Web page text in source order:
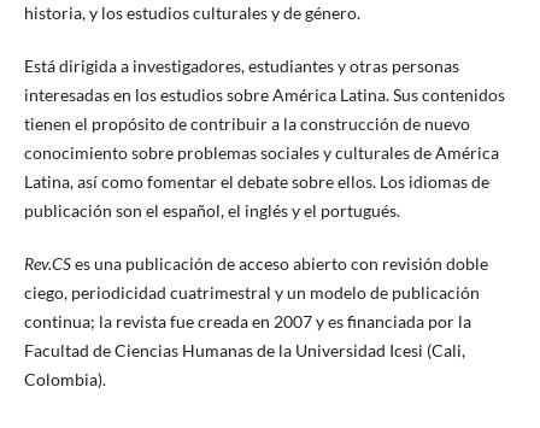
historia, y los estudios culturales y de género.
Está dirigida a investigadores, estudiantes y otras personas
interesadas en los estudios sobre América Latina. Sus contenidos
tienen el propósito de contribuir a la construcción de nuevo
conocimiento sobre problemas sociales y culturales de América
Latina, así como fomentar el debate sobre ellos. Los idiomas de
publicación son el español, el inglés y el portugués.
Rev.CSes una publicación de acceso abierto con revisión doble
ciego, periodicidad cuatrimestral y un modelo de publicación
continua; la revista fue creada en 2007 y es financiada por la
Facultad de Ciencias Humanas de la Universidad Icesi (Cali,
Colombia).